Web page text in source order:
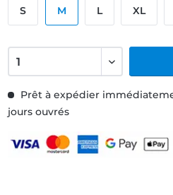
Prêt à expédier
jours ouvrés
S M L XL